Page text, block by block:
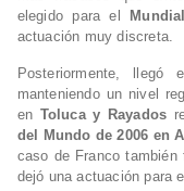
elegido para el
actuación muy discreta.
Posteriormente,
manteniendo un nivel
en Toluca y Rayados
del Mundo de 2006 en
caso de Franco
dejó una actuación para